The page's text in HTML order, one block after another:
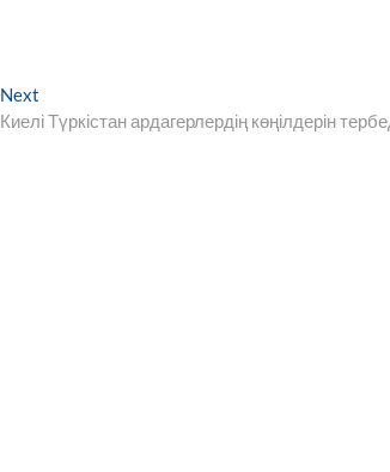
Next
post:
Киелі Түркістан ардагерлердің көңілдерін